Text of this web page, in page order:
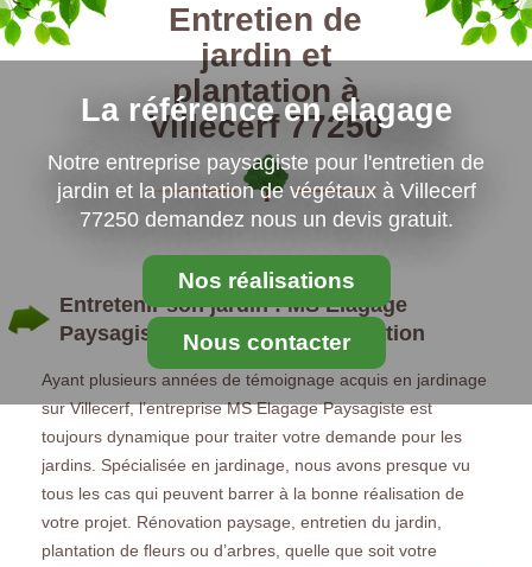
La référence en elagage
Notre entreprise paysagiste pour l'entretien de
jardin et la plantation de végétaux à Villecerf
77250 demandez nous un devis gratuit.
Nos réalisations
Nous contacter
Entretien de
jardin et
plantation à
Villecerf 77250
Entretenir son jardin : MS Elagage
Paysagiste spécialiste en plantation
Ayant plusieurs années de témoignage acquis en jardinage
sur Villecerf, l’entreprise MS Elagage Paysagiste est
toujours dynamique pour traiter votre demande pour les
jardins. Spécialisée en jardinage, nous avons presque vu
tous les cas qui peuvent barrer à la bonne réalisation de
votre projet. Rénovation paysage, entretien du jardin,
plantation de fleurs ou d’arbres, quelle que soit votre